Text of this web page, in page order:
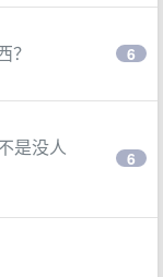
？ 6
是没人
6